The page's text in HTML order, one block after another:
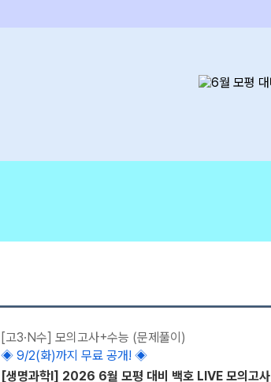
[고3·N수] 모의고사+수능 (문제풀이)
◈ 9/2(화)까지 무료 공개! ◈
[생명과학l] 2026 6월 모평 대비 백호 LIVE 모의고사